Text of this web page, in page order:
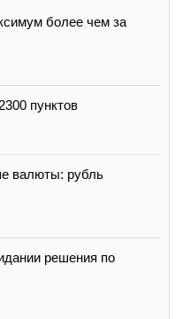
более чем за
пунктов
валюты: рубль
решения по